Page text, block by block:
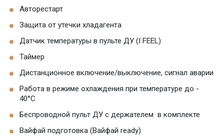
Авторестарт
Защита от утечки хладагента
Датчик температуры в пульте ДУ (I FEEL)
Таймер
Дистанционное включение/выключение, сигнал аварии
Работа в режиме охлаждения при температуре до -
40°C
Беспроводной пульт ДУ с держателем в комплекте
Вайфай подготовка (Вайфай ready)